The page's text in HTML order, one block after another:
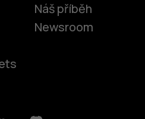
Náš příběh
Newsroom